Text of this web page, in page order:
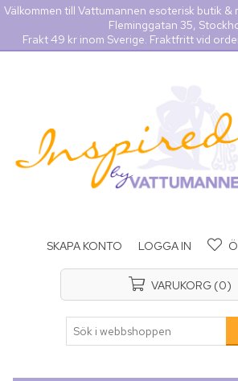
Välkommen till Vattumannen esoterisk butik &
Fleminggatan 35,
Frakt 49 kr inom Sverige. Fraktfritt vid
SKAPA KONTO LOGGA IN
VARUKORG (0)